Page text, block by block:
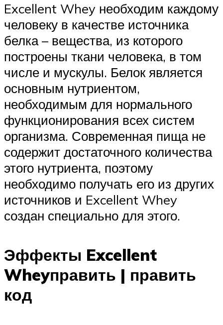
Excellent Whey необходим каждому
человеку в качестве источника
белка – вещества, из которого
построены ткани человека, в том
числе и мускулы. Белок является
основным нутриентом,
необходимым для нормального
функционирования всех систем
организма. Современная пища не
содержит достаточного количества
этого нутриента, поэтому
необходимо получать его из других
источников и Excellent Whey
создан специально для этого.
Эффекты Excellent
Wheyправить | править
код